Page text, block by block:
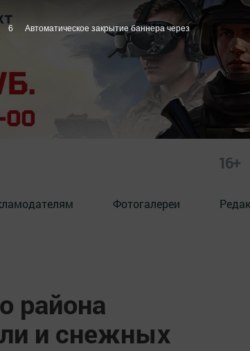
16+
Фотогалереи
района
и снежных
5 Автоматическое закрытие баннера через